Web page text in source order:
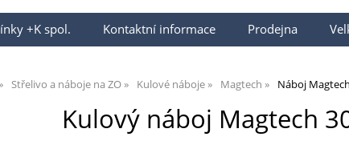
+K spol. Kontaktní informace Prodejna
Střelivo a náboje na ZO Kulové náboje Magtech Náboj
Kulový náboj Magtech